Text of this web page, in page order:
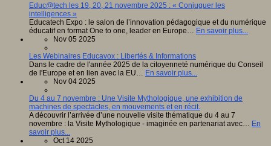
Educ@tech les 19, 20, 21 novembre 2025 : « Conjuguer les
intelligences »
Educatech Expo : le salon de l’innovation pédagogique et du numérique
éducatif en format One to one, leader en Europe… En savoir plus...
Nov 05 2025
Les Webinaires Educavox : Libertés & Informations
Dans le cadre de l'année 2025 de la citoyenneté numérique du Conseil
de l'Europe et en lien avec la EU… En savoir plus...
Nov 04 2025
Du 4 au 7 novembre : Une Visite Mythologique, une exhibition de
machines de spectacles, en mouvements et en récit.
A découvrir l’arrivée d’une nouvelle visite thématique du 4 au 7
novembre : la Visite Mythologique - imaginée en partenariat avec… En
savoir plus...
Oct 14 2025